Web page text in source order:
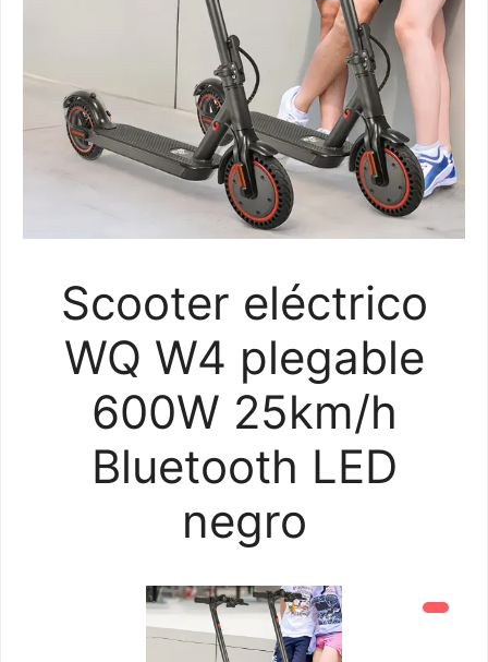
Scooter eléctrico
WQ W4 plegable
600W 25km/h
Bluetooth LED
negro